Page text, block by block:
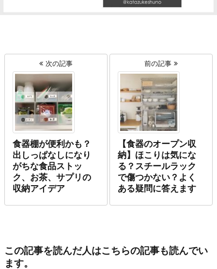
次の記事
食器棚が便利かも？
出しっぱなしになり
がちな食品ストッ
ク、お茶、サプリの
収納アイデア
前の記事
【食器のオープン収
納】ほこりは気にな
る？スチールラック
で傷つかない？よく
ある疑問に答えます
この記事を読んだ人はこちらの記事も読んでい
ます。